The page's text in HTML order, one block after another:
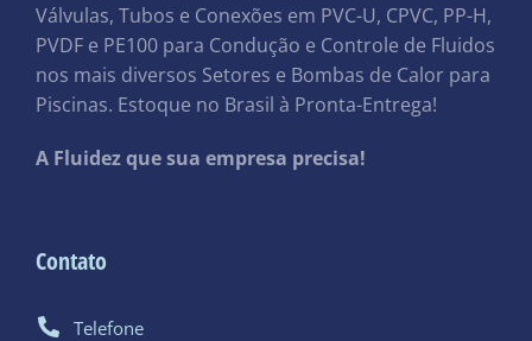
Válvulas, Tubos e Conexões em PVC-U, CPVC, PP-H,
PVDF e PE100 para Condução e Controle de Fluidos
nos mais diversos Setores e Bombas de Calor para
Piscinas. Estoque no Brasil à Pronta-Entrega!
A Fluidez que sua empresa precisa!
Contato
Telefone